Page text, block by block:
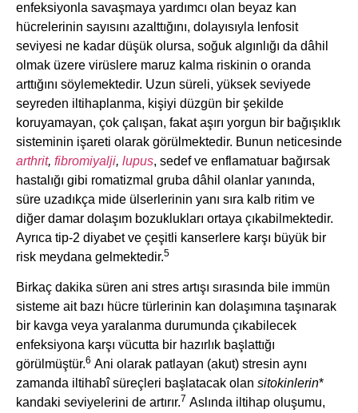
enfeksiyonla savaşmaya yardımcı olan beyaz kan
hücrelerinin sayısını azalttığını, dolayısıyla lenfosit
seviyesi ne kadar düşük olursa, soğuk algınlığı da dâhil
olmak üzere virüslere maruz kalma riskinin o oranda
arttığını söylemektedir. Uzun süreli, yüksek seviyede
seyreden iltihaplanma, kişiyi düzgün bir şekilde
koruyamayan, çok çalışan, fakat aşırı yorgun bir bağışıklık
sisteminin işareti olarak görülmektedir. Bunun neticesinde
arthrit, fibromiyalji, lupus, sedef ve enflamatuar bağırsak
hastalığı gibi romatizmal gruba dâhil olanlar yanında,
süre uzadıkça mide ülserlerinin yanı sıra kalb ritim ve
diğer damar dolaşım bozuklukları ortaya çıkabilmektedir.
Ayrıca tip-2 diyabet ve çeşitli kanserlere karşı büyük bir
risk meydana gelmektedir.5
Birkaç dakika süren ani stres artışı sırasında bile immün
sisteme ait bazı hücre türlerinin kan dolaşımına taşınarak
bir kavga veya yaralanma durumunda çıkabilecek
enfeksiyona karşı vücutta bir hazırlık başlattığı
görülmüştür.6 Ani olarak patlayan (akut) stresin aynı
zamanda iltihabî süreçleri başlatacak olan sitokinlerin*
kandaki seviyelerini de artırır.7 Aslında iltihap oluşumu,